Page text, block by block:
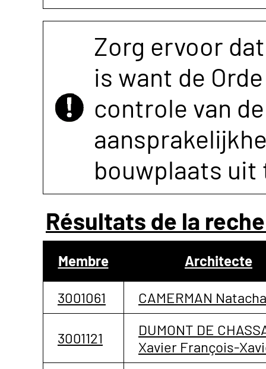
Zorg ervoor
is want de
controle van
bouwplaats uit
Résultats de la
Membre Architecte
3001061 CAMERMAN Natacha
3001121
DUMONT DE
Xavier François-